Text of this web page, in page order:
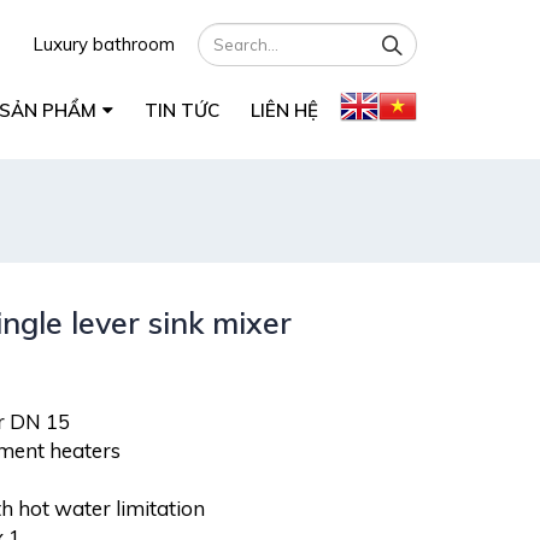
Luxury bathroom
SẢN PHẨM TIN TỨC LIÊN HỆ
lever sink mixer
DN 15
heaters
hot water limitation